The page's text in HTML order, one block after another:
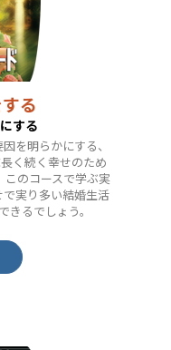
る
する
を明らかにする、
く続く幸せのため
このコースで学ぶ実
実り多い結婚生活
るでしょう。